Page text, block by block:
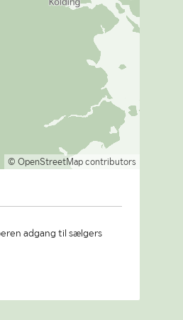
© OpenStreetMap contributors
adgang til sælgers